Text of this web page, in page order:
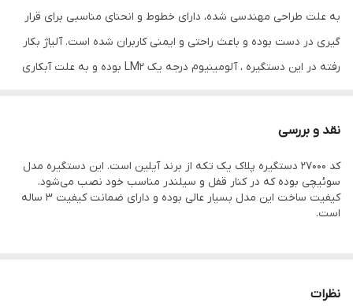
به علت طراحی مهندسی شده، دارای خطوط و انحنای مناسبی برای قرار
گیری در دست بوده و باعث راحتی و ایمنی کاربران شده است. آلیاژ بکار
رفته در این دستگیره‌ ، آلومینیوم درجه یک LM2 بوده و به علت آبکاری
این دستگیره در سه مدل کلیدی ، سوئیچی و سرویسی تهیه شده و از
رنگ های بسیار متنوعی نیز برخوردار است و می‌توان از آن برای نصب
روی انواع درب های چوبی و فلزی استفاده نمود.
نقد و بررسی
کد 27000 دستگیره پلاک یک تکه از برند آیلین است. این دستگیره مدل
سوئیچی بوده که در کنار قفل و سیلندر مناسب خود نصب می‌شود.
کیفیت ساخت این مدل بسیار عالی بوده و دارای ضمانت کیفیت 3 ساله
است.
نظرات